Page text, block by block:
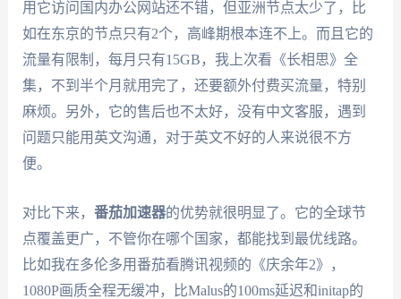
用它访问国内办公网站还不错，但亚洲节点太少了，比
如在东京的节点只有2个，高峰期根本连不上。而且它的
流量有限制，每月只有15GB，我上次看《长相思》全
集，不到半个月就用完了，还要额外付费买流量，特别
麻烦。另外，它的售后也不太好，没有中文客服，遇到
问题只能用英文沟通，对于英文不好的人来说很不方
便。
对比下来， 番茄加速器的优势就很明显了。它的全球节
点覆盖更广，不管你在哪个国家，都能找到最优线路。
比如我在多伦多用番茄看腾讯视频的《庆余年2》，
1080P画质全程无缓冲，比Malus的100ms延迟和initap的